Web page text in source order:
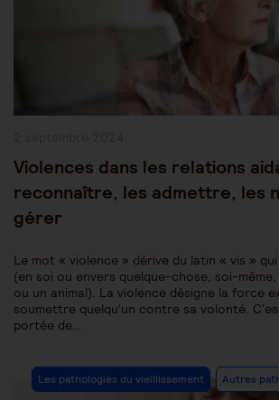
Violences dans les relations
reconnaître, les admettre, les
gérer
Le mot « violence » dérive du latin « vis »
(en soi ou envers quelque-chose, soi-même,
ou un animal). La violence désigne la force
soumettre quelqu’un contre sa volonté.
portée de…
Post
Category:
Les pathologies du vieillissement Autres